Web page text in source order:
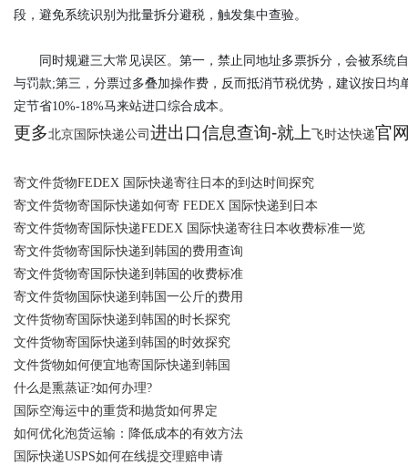
段，避免系统识别为批量拆分避税，触发集中查验。
同时规避三大常见误区。第一，禁止同地址多票拆分，会被系统
与罚款;第三，分票过多叠加操作费，反而抵消节税优势，建议按日
定节省10%-18%马来站进口综合成本。
更多北京国际快递公司 进出口信息查询-就上 飞时达快递官
寄文件货物FEDEX 国际快递寄往日本的到达时间探究
寄文件货物寄国际快递如何寄 FEDEX 国际快递到日本
寄文件货物寄国际快递FEDEX 国际快递寄往日本收费标准一览
寄文件货物寄国际快递到韩国的费用查询
寄文件货物寄国际快递到韩国的收费标准
寄文件货物国际快递到韩国一公斤的费用
文件货物寄国际快递到韩国的时长探究
文件货物寄国际快递到韩国的时效探究
文件货物如何便宜地寄国际快递到韩国
什么是熏蒸证?如何办理?
国际空海运中的重货和抛货如何界定
如何优化泡货运输：降低成本的有效方法
国际快递USPS如何在线提交理赔申请